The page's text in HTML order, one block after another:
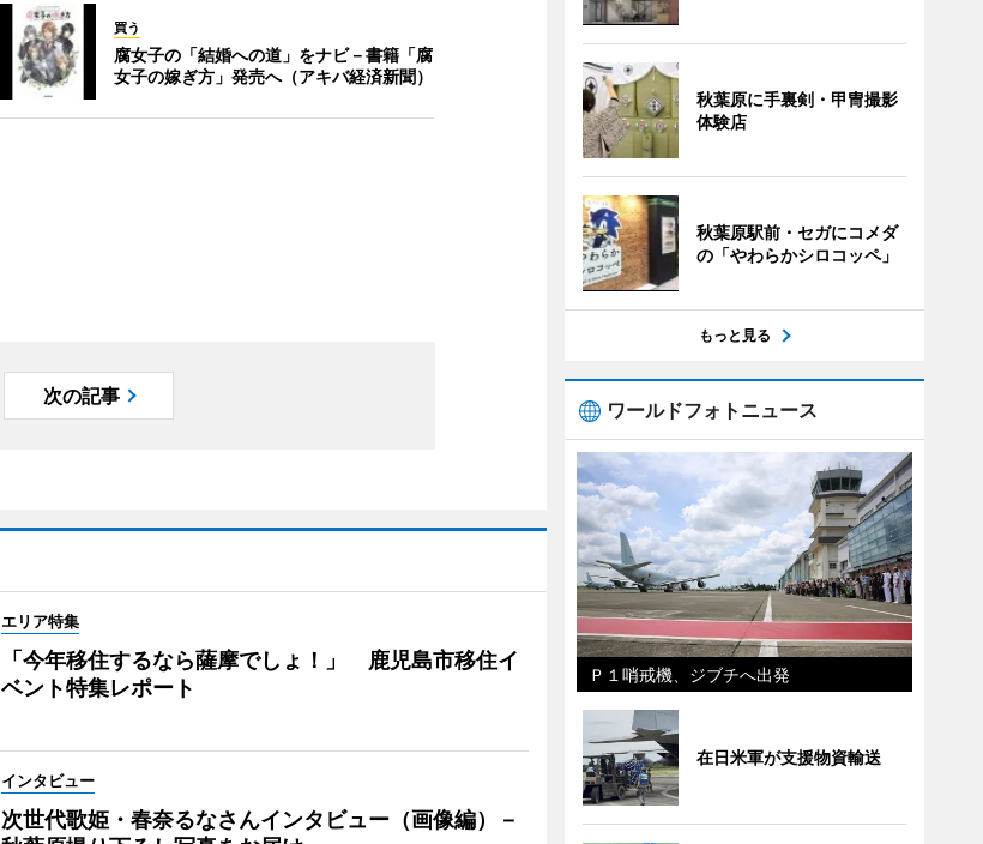
買う
腐女子の「結婚への道」をナビ－書籍「腐
女子の嫁ぎ方」発売へ（アキバ経済新聞）
次の記事
エリア特集
「今年移住するなら薩摩でしょ！」 鹿児島市移住イ
ベント特集レポート
インタビュー
次世代歌姫・春奈るなさんインタビュー（画像編）－
秋葉原に手裏剣・甲冑撮影
体験店
秋葉原駅前・セガにコメダ
の「やわらかシロコッペ」
もっと見る
ワールドフォトニュース
Ｐ１哨戒機、ジブチへ出発
在日米軍が支援物資輸送